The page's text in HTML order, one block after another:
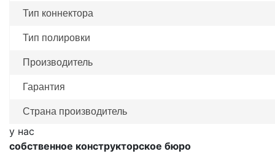
Тип коннектора
Тип полировки
Производитель
Гарантия
Страна производитель
у нас
собственное конструкторское бюро